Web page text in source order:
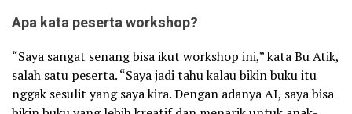
Apa kata peserta workshop?
“Saya sangat senang bisa ikut workshop ini,” kata Bu Atik,
salah satu peserta. “Saya jadi tahu kalau bikin buku itu
nggak sesulit yang saya kira. Dengan adanya AI, saya bisa